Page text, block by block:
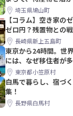
PRメンバー募集！
埼玉県鳩山町
【コラム】空き家の
ゼロ円？残置物との
教訓｜新上五島町
長崎県新上五島町
東京から24時間。世
には、なぜ移住者が
みた東京都小笠原村
白馬で暮らし、宿づ
集！
長野県白馬村